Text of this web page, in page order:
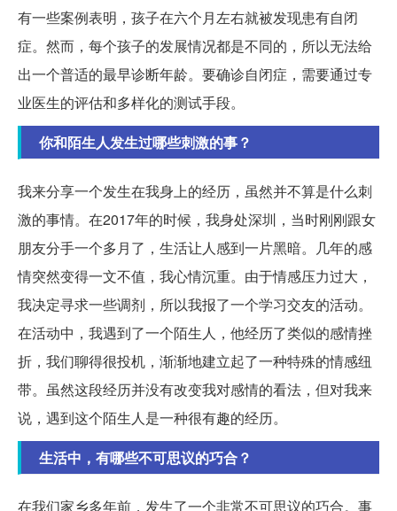
有一些案例表明，孩子在六个月左右就被发现患有自闭
症。然而，每个孩子的发展情况都是不同的，所以无法给
出一个普适的最早诊断年龄。要确诊自闭症，需要通过专
业医生的评估和多样化的测试手段。
你和陌生人发生过哪些刺激的事？
我来分享一个发生在我身上的经历，虽然并不算是什么刺
激的事情。在2017年的时候，我身处深圳，当时刚刚跟女
朋友分手一个多月了，生活让人感到一片黑暗。几年的感
情突然变得一文不值，我心情沉重。由于情感压力过大，
我决定寻求一些调剂，所以我报了一个学习交友的活动。
在活动中，我遇到了一个陌生人，他经历了类似的感情挫
折，我们聊得很投机，渐渐地建立起了一种特殊的情感纽
带。虽然这段经历并没有改变我对感情的看法，但对我来
说，遇到这个陌生人是一种很有趣的经历。
生活中，有哪些不可思议的巧合？
在我们家乡多年前，发生了一个非常不可思议的巧合。事